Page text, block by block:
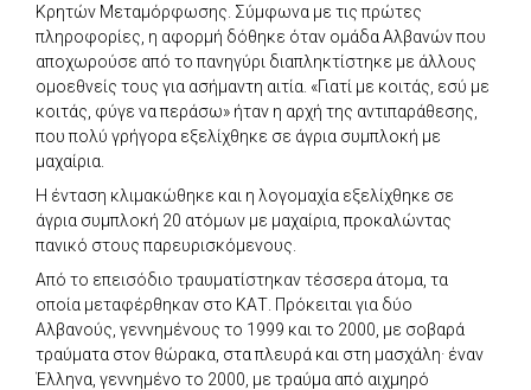
Κρητών Μεταμόρφωσης. Σύμφωνα με τις πρώτες
πληροφορίες, η αφορμή δόθηκε όταν ομάδα Αλβανών που
αποχωρούσε από το πανηγύρι διαπληκτίστηκε με άλλους
ομοεθνείς τους για ασήμαντη αιτία. «Γιατί με κοιτάς, εσύ με
κοιτάς, φύγε να περάσω» ήταν η αρχή της αντιπαράθεσης,
που πολύ γρήγορα εξελίχθηκε σε άγρια συμπλοκή με
μαχαίρια.
Η ένταση κλιμακώθηκε και η λογομαχία εξελίχθηκε σε
άγρια συμπλοκή 20 ατόμων με μαχαίρια, προκαλώντας
πανικό στους παρευρισκόμενους.
Από το επεισόδιο τραυματίστηκαν τέσσερα άτομα, τα
οποία μεταφέρθηκαν στο ΚΑΤ. Πρόκειται για δύο
Αλβανούς, γεννημένους το 1999 και το 2000, με σοβαρά
τραύματα στον θώρακα, στα πλευρά και στη μασχάλη· έναν
Έλληνα, γεννημένο το 2000, με τραύμα από αιχμηρό